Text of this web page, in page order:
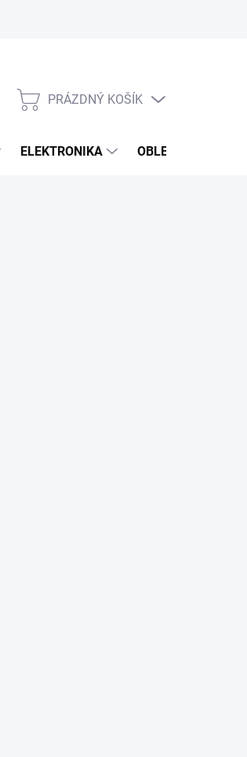
NÁKUPNÍ
PRÁZDNÝ KOŠÍK
ELEKTRONIKA OBLEČENÍ, OBUV